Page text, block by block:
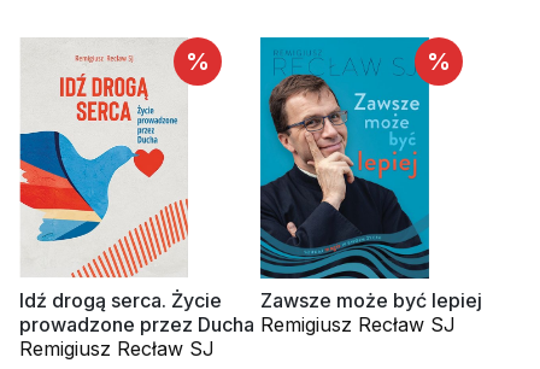
%
Idź drogą serca. Życie
prowadzone przez Ducha
Remigiusz Recław SJ
%
Zawsze może być lepiej
Remigiusz Recław SJ